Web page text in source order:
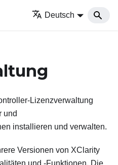
Deutsch
Lizenzverwaltung
und
installieren und verwalten.
Versionen von XClarity
und -Funktionen. Die